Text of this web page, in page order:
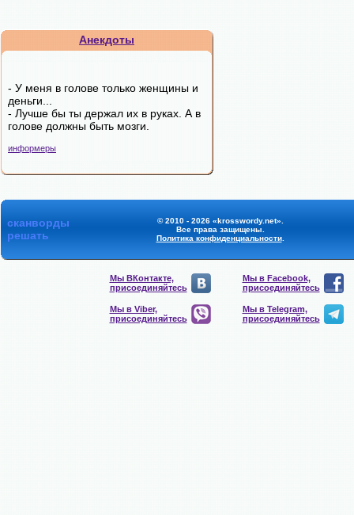
Анекдоты
- У меня в голове только женщины и
деньги...
- Лучше бы ты держал их в руках. А в
голове должны быть мозги.
информеры
сканворды
решать
© 2010 - 2026 «krosswordy.net».
Все права защищены.
Политика конфиденциальности.
Мы ВКонтакте,
присоединяйтесь
Мы в Facebook,
присоединяйтесь
Мы в Viber,
присоединяйтесь
Мы в Telegram,
присоединяйтесь